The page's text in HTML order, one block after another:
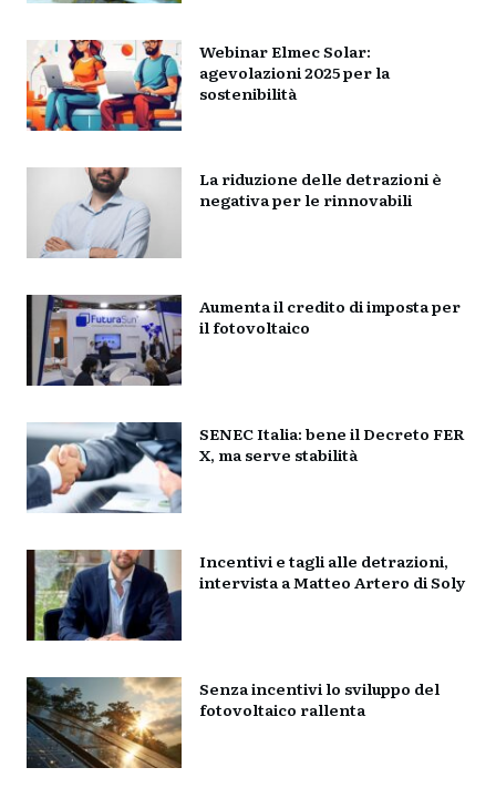
Webinar Elmec Solar:
agevolazioni 2025 per la
sostenibilità
La riduzione delle detrazioni è
negativa per le rinnovabili
Aumenta il credito di imposta per
il fotovoltaico
SENEC Italia: bene il Decreto FER
X, ma serve stabilità
Incentivi e tagli alle detrazioni,
intervista a Matteo Artero di Soly
Senza incentivi lo sviluppo del
fotovoltaico rallenta